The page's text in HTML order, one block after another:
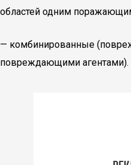
областей одним
— комбинированные
повреждающими агентами).